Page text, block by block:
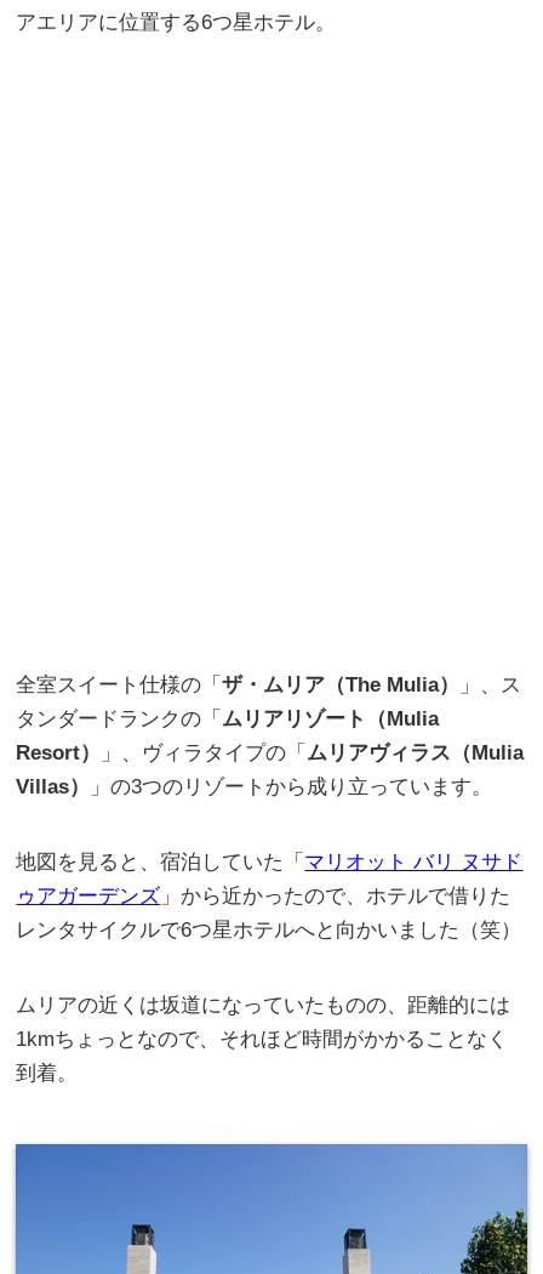
アエリアに位置する6つ星ホテル。
全室スイート仕様の「ザ・ムリア（The Mulia）
」、ス
タンダードランクの「 ムリアリゾート（Mulia
Resort）
」、ヴィラタイプの「 ムリアヴィラス（Mulia
Villas）
」の3つのリゾートから成り立っています。
地図を見ると、宿泊していた「 マリオット バリ ヌサド
ゥアガーデンズ 」から近かったので、ホテルで借りた
レンタサイクルで6つ星ホテルへと向かいました（笑）
ムリアの近くは坂道になっていたものの、距離的には
1kmちょっとなので、それほど時間がかかることなく
到着。